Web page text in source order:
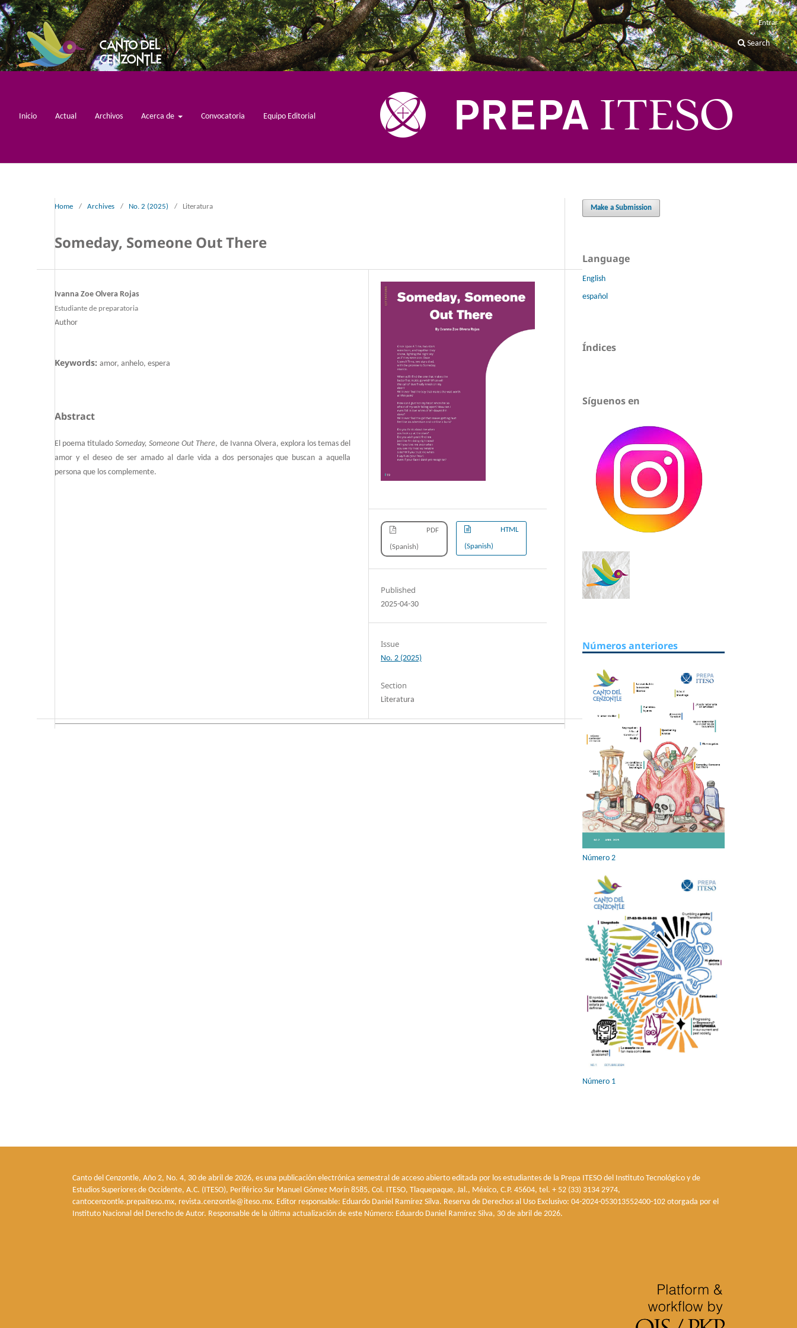
Inicio Actual Archivos Acerca de Convocatoria Equipo Editorial
Entrar
Search
Home / Archives / No. 2 (2025) / Literatura
Someday, Someone Out There
Ivanna Zoe Olvera Rojas
Estudiante de preparatoria
Author
Keywords: amor, anhelo, espera
Abstract
El poema tituladoSomeday, Someone Out There, de Ivanna Olvera, explora los temas del
amor y el deseo de ser amado al darle vida a dos personajes que buscan a aquella
persona que los complemente.
PDF
(Spanish)
HTML
(Spanish)
Published
2025-04-30
Issue
No. 2 (2025)
Section
Literatura
Make a Submission
Language
English
español
Índices
Síguenos en
Números anteriores
Número 2
Número 1
Canto del Cenzontle, Año 2, No. 4, 30 de abril de 2026, es una publicación electrónica semestral de acceso abierto editada por los estudiantes de la Prepa ITESO del Instituto Tecnológico y de
Estudios Superiores de Occidente, A.C. (ITESO), Periférico Sur Manuel Gómez Morín 8585, Col. ITESO, Tlaquepaque, Jal., México, C.P. 45604, tel. + 52 (33) 3134 2974,
cantocenzontle.prepaiteso.mx, revista.cenzontle@iteso.mx. Editor responsable: Eduardo Daniel Ramírez Silva. Reserva de Derechos al Uso Exclusivo: 04-2024-053013552400-102 otorgada por el
Instituto Nacional del Derecho de Autor. Responsable de la última actualización de este Número: Eduardo Daniel Ramírez Silva, 30 de abril de 2026.